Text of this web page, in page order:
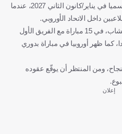
مبدئيا مع آرسنال، على أن ينضم رسميا في يناير/كانون الثاني 2027، عندما
وشارك أوزيانفونا، لاعب الوسط الشاب، في 15 مباراة مع الفريق الأول
كما ظهر أوروبيا في مباراة بدوري
ومن المنتظر أن يوقّع عقوده
إعلان